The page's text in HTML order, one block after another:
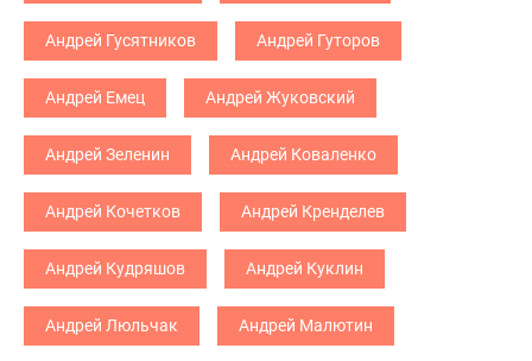
Андрей Гусятников Андрей Гуторов
Андрей Емец Андрей Жуковский
Андрей Зеленин Андрей Коваленко
Андрей Кочетков Андрей Кренделев
Андрей Кудряшов Андрей Куклин
Андрей Люльчак Андрей Малютин